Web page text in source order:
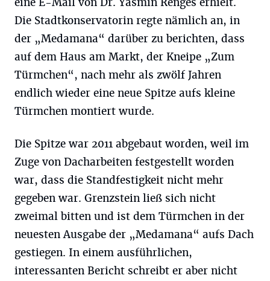
Die Stadtkonservatorin regte nämlich an, in
der „Medamana“ darüber zu berichten, dass
auf dem Haus am Markt, der Kneipe „Zum
Türmchen“, nach mehr als zwölf Jahren
endlich wieder eine neue Spitze aufs kleine
Türmchen montiert wurde.
Die Spitze war 2011 abgebaut worden, weil im
Zuge von Dacharbeiten festgestellt worden
war, dass die Standfestigkeit nicht mehr
gegeben war. Grenzstein ließ sich nicht
zweimal bitten und ist dem Türmchen in der
neuesten Ausgabe der „Medamana“ aufs Dach
gestiegen. In einem ausführlichen,
interessanten Bericht schreibt er aber nicht